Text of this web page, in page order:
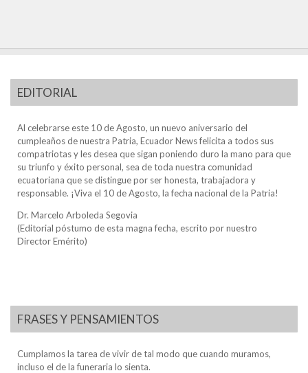
EDITORIAL
Al celebrarse este 10 de Agosto, un nuevo aniversario del
cumpleaños de nuestra Patria, Ecuador News felicita a todos sus
compatriotas y les desea que sigan poniendo duro la mano para que
su triunfo y éxito personal, sea de toda nuestra comunidad
ecuatoriana que se distingue por ser honesta, trabajadora y
responsable. ¡Viva el 10 de Agosto, la fecha nacional de la Patria!
Dr. Marcelo Arboleda Segovia
(Editorial póstumo de esta magna fecha, escrito por nuestro
Director Emérito)
FRASES Y PENSAMIENTOS
Cumplamos la tarea de vivir de tal modo que cuando muramos,
incluso el de la funeraria lo sienta.